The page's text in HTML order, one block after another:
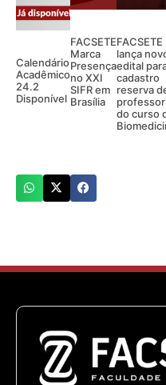
Calendário
Acadêmico
24.2
Disponível
FACSETE
Marca
Presença
no XXI
SIFR em
Brasília
FACSETE
lança
edital
cadastro
reserva
professor
do curso